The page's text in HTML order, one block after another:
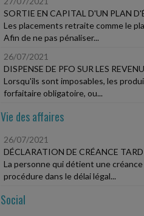
SORTIE EN CAPITAL D'UN PLAN
Les placements retraite comme le
Afin de ne pas pénaliser...
26/07/2021
DISPENSE DE PFO SUR LES
Lorsqu'ils sont imposables, les
forfaitaire obligatoire, ou...
Vie des affaires
26/07/2021
DÉCLARATION DE CRÉANCE
La personne qui détient une
procédure dans le délai légal...
Social